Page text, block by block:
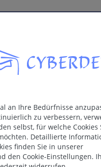
symptomlos
an Ihre Bedürfnisse
zu verbessern,
selbst, für welche Cookies
Detaillierte
finden Sie in unserer
den Cookie-Einstellungen.
hEduLearnIt editorial
Redaktionsgruppe -
M.D. - Konzept und
Djamei, Zürich.